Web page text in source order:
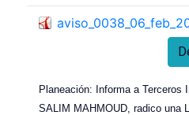
Planeación: Informa a Terceros
SALIM MAHMOUD, radico una